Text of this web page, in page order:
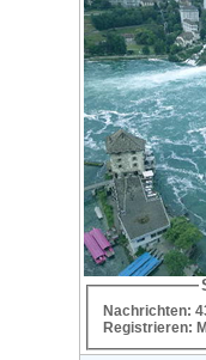
Nachrichten:
Registrieren: